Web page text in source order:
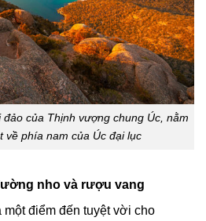
của Thịnh vượng chung Úc, nằm
về phía nam của Úc đại lục
nho và rượu vang
một điểm đến tuyệt vời cho